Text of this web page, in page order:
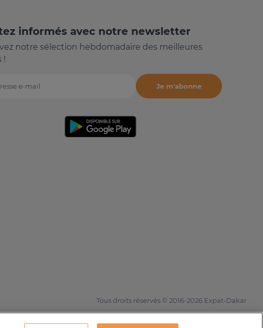
informés avec notre newsletter
notre sélection hebdomadaire des meilleures
!
e-mail
Je m'abonne
Tous droits réservés © 2016-2026 Expat-Dakar